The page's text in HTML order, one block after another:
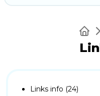
Links info (24)